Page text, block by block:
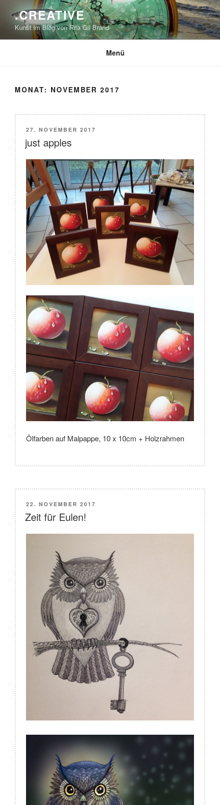
Inhalt
springen
.CREATIVE
Kunst im Blog von Rita Gil Brand
Menü
MONAT: NOVEMBER 2017
VERÖFFENTLICHT
AM
27. NOVEMBER 2017
just apples
Ölfarben auf Malpappe, 10 x 10cm + Holzrahmen
VERÖFFENTLICHT
AM
22. NOVEMBER 2017
Zeit für Eulen!